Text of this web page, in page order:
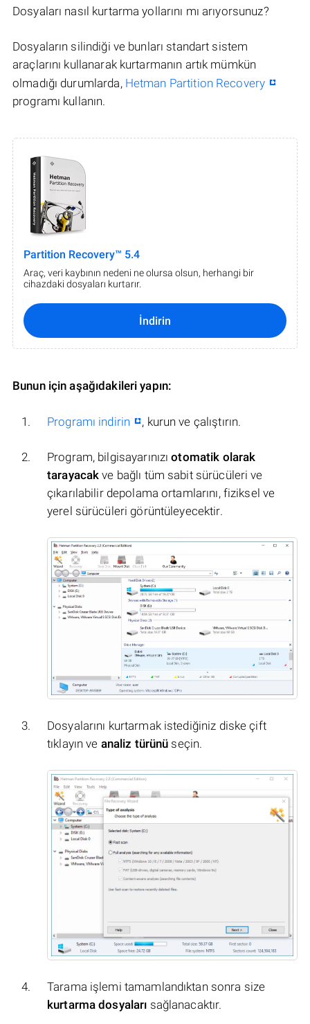
Dosyaları nasıl kurtarma yollarını mı arıyorsunuz?
Dosyaların silindiği ve bunları standart sistem
araçlarını kullanarak kurtarmanın artık mümkün
olmadığı durumlarda, Hetman Partition Recovery
programı kullanın.
Partition Recovery™ 5.4
Araç, veri kaybının nedeni ne olursa olsun, herhangi bir
cihazdaki dosyaları kurtarır.
İndirin
Bunun için aşağıdakileri yapın:
Programı indirin , kurun ve çalıştırın.
Program, bilgisayarınızıotomatik olarak
tarayacak ve bağlı tüm sabit sürücüleri ve
çıkarılabilir depolama ortamlarını, fiziksel ve
yerel sürücüleri görüntüleyecektir.
Dosyalarını kurtarmak istediğiniz diske çift
tıklayın ve analiz türünü seçin.
Tarama işlemi tamamlandıktan sonra size
kurtarma dosyaları sağlanacaktır.